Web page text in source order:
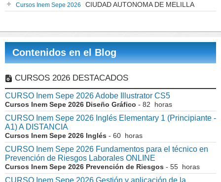
Cursos Inem Sepe 2026 CIUDAD AUTONOMA DE MELILLA
Contenidos en el Blog
CURSOS 2026 DESTACADOS
CURSO Inem Sepe 2026 Adobe Illustrator CS5
Cursos Inem Sepe 2026 Diseño Gráfico - 82 horas
CURSO Inem Sepe 2026 Inglés Elementary 1 (Principiante -
A1) A DISTANCIA
Cursos Inem Sepe 2026 Inglés - 60 horas
CURSO Inem Sepe 2026 Fundamentos para el técnico en
Prevención de Riesgos Laborales ONLINE
Cursos Inem Sepe 2026 Prevención de Riesgos - 55 horas